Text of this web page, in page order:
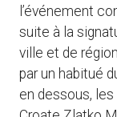
l’événement
suite à la
ville et de
par un habitué
en dessous,